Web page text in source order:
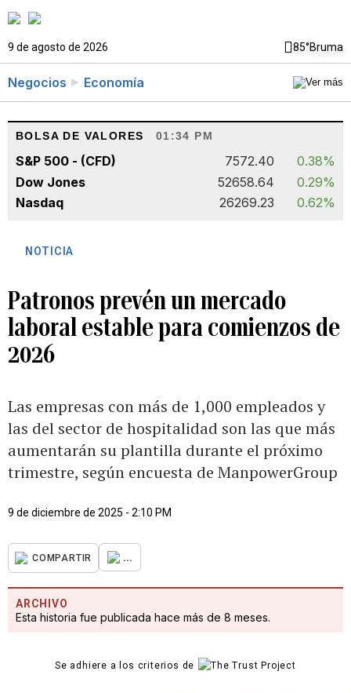
9 de agosto de 2026 85°Bruma
Negocios Economía
BOLSA DE VALORES 01:34 PM
S&P 500 - (CFD) 7572.40
0.38%
Dow Jones
52658.64
0.29%
Nasdaq
26269.23 0.62%
NOTICIA
Patronos prevén un mercado
laboral estable para comienzos de
2026
Las empresas con más de 1,000 empleados y
las del sector de hospitalidad son las que más
aumentarán su plantilla durante el próximo
trimestre, según encuesta de ManpowerGroup
9 de diciembre de 2025 - 2:10 PM
COMPARTIR ...
ARCHIVO
Esta historia fue publicada hace más de 8 meses.
Se adhiere a los criterios de